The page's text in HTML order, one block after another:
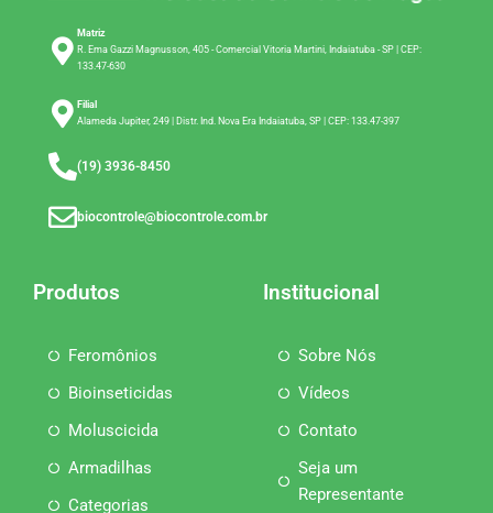
Matriz
R. Ema Gazzi Magnusson, 405 - Comercial Vitoria Martini, Indaiatuba - SP | CEP:
133.47-630
Filial
Alameda Jupiter, 249 | Distr. Ind. Nova Era Indaiatuba, SP | CEP: 133.47-397
(19) 3936-8450
biocontrole@biocontrole.com.br
Produtos
Feromônios
Bioinseticidas
Moluscicida
Armadilhas
Categorias
Institucional
Sobre Nós
Vídeos
Contato
Seja um
Representante